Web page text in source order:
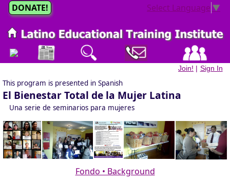
Select Language ▼
DONATE!
Join! | Sign In
This program is presented in Spanish
El Bienestar Total de la Mujer Latina
Una serie de seminarios para mujeres
Fondo • Background